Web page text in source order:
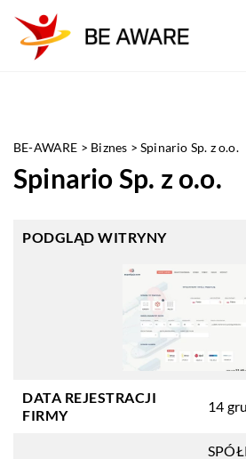
BE-AWARE > Biznes >Spinario Sp. z o.o.
Spinario Sp. z o.o.
PODGLĄD WITRYNY
DATA REJESTRACJI
FIRMY
14